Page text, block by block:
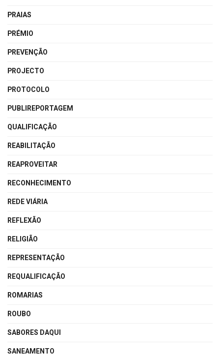
PRAIAS
PRÉMIO
PREVENÇÃO
PROJECTO
PROTOCOLO
PUBLIREPORTAGEM
QUALIFICAÇÃO
REABILITAÇÃO
REAPROVEITAR
RECONHECIMENTO
REDE VIÁRIA
REFLEXÃO
RELIGIÃO
REPRESENTAÇÃO
REQUALIFICAÇÃO
ROMARIAS
ROUBO
SABORES DAQUI
SANEAMENTO